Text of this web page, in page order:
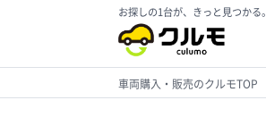
お探しの1台が、きっと見つかる。
車両購入・販売のクルモTOP